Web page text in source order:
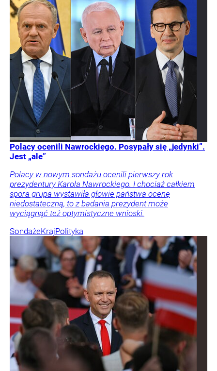
Polacy ocenili Nawrockiego. Posypały się „jedynki”.
Jest „ale”
Polacy w nowym sondażu ocenili pierwszy rok
prezydentury Karola Nawrockiego. I chociaż całkiem
spora grupa wystawiła głowie państwa ocenę
niedostateczną, to z badania prezydent może
wyciągnąć też optymistyczne wnioski.
SondażeKrajPolityka